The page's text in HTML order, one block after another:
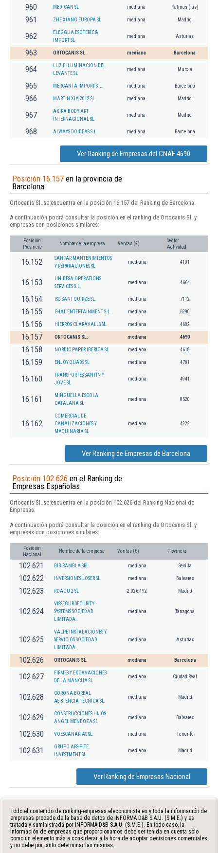
960 MEDICAN SL mediana Palmas (las)
961 ZHE XIANG EUROPA SL mediana Madrid
962
ELEGGUA ESOTERIC &
IMPORT SL
mediana Asturias
963 ORTOCANIS SL. mediana Barcelona
964
LUZ E ILUMINACION DEL
LEVANTE SL
mediana Murcia
965 MERCANTA IMPORT S.L. mediana Barcelona
966 MARTIN XIA 2012 SL. mediana Madrid
967
AKIRA BODY ART
INTERNACIONAL SL
mediana Madrid
968 ALWAYS DOIDEAS S.L. mediana Barcelona
Ver Ranking de Empresas del CNAE 4690
Posición 16.157 en la provincia de
Barcelona
Ortocanis Sl. se encuentra en la posición 16.157 del Ranking de Barcelona.
A continuación podrá consultar la posición en el ranking de Ortocanis Sl. y
empresas con posiciones similares:
Posición
Provincia
Nombre de la empresa Ventas (€)
Sector
Actividad
16.152
SANPAR MANTENIMIENTOS
Y REPARACIONES SL
mediana 4101
16.153
UNIDESA OPERATIONS
SERVICES S.L.
mediana 4664
16.154 ISQ SANT QUIRZE SL. mediana 7112
16.155 G4AL ENTERTAINMENT S.L. mediana 6290
16.156 HIERROS CLARAVALLS SL. mediana 4682
16.157 ORTOCANIS SL. mediana 4690
16.158 NORDIC PAPER IBERICA SL mediana 4618
16.159 ENJOY QUADS SL mediana 4781
16.160
TRANSPORTES SANTIN Y
JOVE SL
mediana 4941
16.161
MINGUELLA ESCOLA
CATALANA SL
mediana 8520
16.162
COMERCIAL DE
CANALIZACIONES Y
MAQUINARIA SL
mediana 4222
Ver Ranking de Empresas de Barcelona
Posición 102.626 en el Ranking de
Empresas Españolas
Ortocanis Sl. se encuentra en la posición 102.626 del Ranking Nacional de
Empresas.
A continuación podrá consultar la posición en el ranking de Ortocanis Sl. y
empresas con posiciones similares:
Posición
Nacional
Nombre de la empresa Ventas (€) Provincia
102.621 BIB RAMBLA SRL mediana Sevilla
102.622 INVERSIONES LOSER SL mediana Baleares
102.623 ROAGU-2 SL 2.026.192 Madrid
102.624
VISSEGUR SECURITY
SYSTEMS SOCIEDAD
LIMITADA.
mediana Tarragona
102.625
VALPE INSTALACIONES Y
SERVICIOS SOCIEDAD
LIMITADA.
mediana Asturias
102.626 ORTOCANIS SL. mediana Barcelona
102.627
FIRMES Y EXCAVACIONES
DE LA MANCHA SL
mediana Ciudad Real
102.628
CORONA BOREAL
ASISTENCIA TECNICA SL.
mediana Madrid
102.629
CONSTRUCCIONES HIJOS
ANGEL MENDOZA SL
mediana Baleares
102.630 VOESCANARIAS SL. mediana Tenerife
102.631
GRUPO ARS-PITE
INVESTMENT SL.
mediana Madrid
Ver Ranking de Empresas Nacional
Todo el contenido de ranking-empresas.eleconomista.es y toda la información de
empresas procede de la base de datos de INFORMA D&B S.A.U. (S.M.E.) y es
tratada y suministrada por INFORMA D&B S.A.U. (S.M.E.). En todo caso, la
información de empresas que proporcionamos debe ser tenida en cuenta sólo
como un elemento más a considerar a la hora de adoptar decisiones comerciales
y no debe por tanto determinar las mismas.